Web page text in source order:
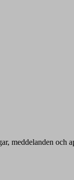
meddelanden och